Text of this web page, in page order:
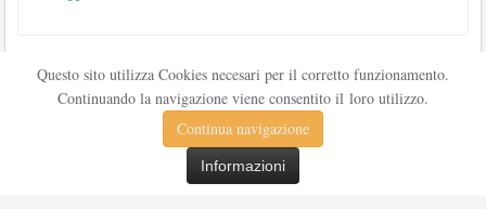
Questo sito utilizza Cookies necesari per il corretto funzionamento.
Continuando la navigazione viene consentito il loro utilizzo.
Continua navigazione
Informazioni